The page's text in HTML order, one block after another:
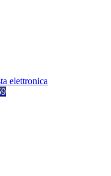
elettronica